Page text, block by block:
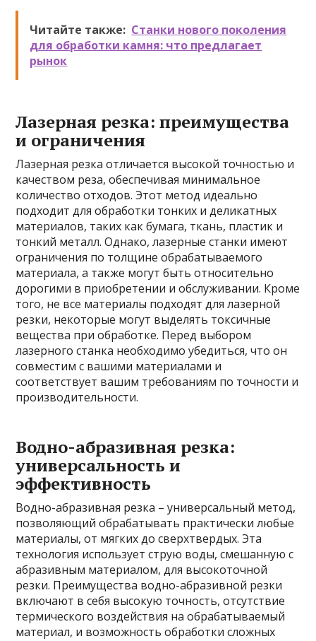
Читайте также: Станки нового поколения
для обработки камня: что предлагает
рынок
Лазерная резка: преимущества
и ограничения
Лазерная резка отличается высокой точностью и
качеством реза, обеспечивая минимальное
количество отходов. Этот метод идеально
подходит для обработки тонких и деликатных
материалов, таких как бумага, ткань, пластик и
тонкий металл. Однако, лазерные станки имеют
ограничения по толщине обрабатываемого
материала, а также могут быть относительно
дорогими в приобретении и обслуживании. Кроме
того, не все материалы подходят для лазерной
резки, некоторые могут выделять токсичные
вещества при обработке. Перед выбором
лазерного станка необходимо убедиться, что он
совместим с вашими материалами и
соответствует вашим требованиям по точности и
производительности.
Водно-абразивная резка:
универсальность и
эффективность
Водно-абразивная резка – универсальный метод,
позволяющий обрабатывать практически любые
материалы, от мягких до сверхтвердых. Эта
технология использует струю воды, смешанную с
абразивным материалом, для высокоточной
резки. Преимущества водно-абразивной резки
включают в себя высокую точность, отсутствие
термического воздействия на обрабатываемый
материал, и возможность обработки сложных